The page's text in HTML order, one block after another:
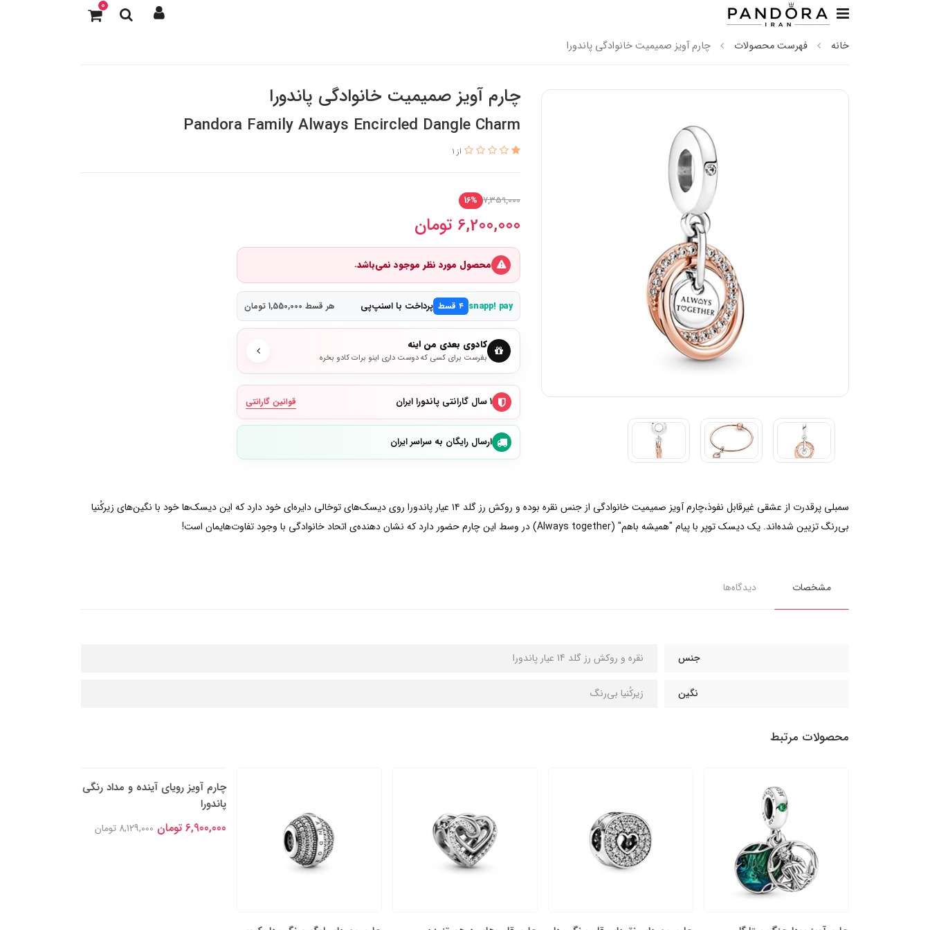
0
خانه فهرست محصولات چارم آویز صمیمیت خانوادگی پاندورا
چارم آویز صمیمیت خانوادگی پاندورا
Pandora Family Always Encircled Dangle Charm
از 1
7,359,000
16%
6,200,000 تومان
محصول مورد نظر موجود نمی‌باشد.
snapp! pay ۴ قسط پرداخت با اسنپ‌پی هر قسط 1,550,000 تومان
کادوی بعدی من اینه
بفرست برای کسی که دوست داری اینو برات کادو بخره
۱ سال گارانتی پاندورا ایران قوانین گارانتی
ارسال رایگان به سراسر ایران
سمبلی پرقدرت از عشقی غیرقابل نفوذ،چارم آویز صمیمیت خانوادگی از جنس نقره بوده و روکش رز گلد ۱۴ عیار پاندورا روی دیسک‌های توخالی دایره‌ای خود دارد که این دیسک‌ها خود با نگین‌های زیرکُنیا
بی‌رنگ تزیین شده‌اند. یک دیسک توپر با پیام "همیشه باهم" (Always together) در وسط این‌ چارم حضور دارد که نشان دهنده‌ی اتحاد خانوادگی با وجود تفاوت‌هایمان است!
مشخصات دیدگاه‌ها
جنس نقره و روکش رز گلد 14 عیار پاندورا
نگین زیرکُنیا بی‌رنگ
محصولات مرتبط